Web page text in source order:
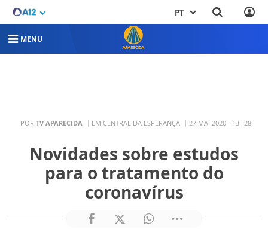
PT
MENU
POR TV APARECIDA EM CENTRAL DA ESPERANÇA 27 MAI 2020 - 13H28
Novidades sobre estudos
para o tratamento do
coronavírus